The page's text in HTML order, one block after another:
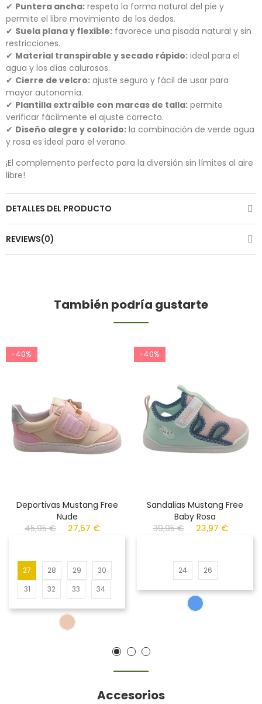
✔ Puntera ancha: respeta la forma natural del pie y
permite el libre movimiento de los dedos.
✔ Suela plana y flexible: favorece una pisada natural y sin
restricciones.
✔ Material transpirable y secado rápido: ideal para el
agua y los días calurosos.
✔ Cierre de velcro: ajuste seguro y fácil de usar para
mayor autonomía.
✔ Plantilla extraíble con marcas de talla: permite
verificar fácilmente el ajuste correcto.
✔ Diseño alegre y colorido: la combinación de verde agua
y rosa es ideal para el verano.
¡El complemento perfecto para la diversión sin límites al aire
libre!
DETALLES DEL PRODUCTO
REVIEWS(0)
También podría gustarte
-40%
Deportivas Mustang Free
Nude
45,95 €
27,57 €
27 28 29
30
31
32 33 34
-40%
Sandalias Mustang Free
Baby Rosa
39,95 €
23,97 €
24 26
Accesorios